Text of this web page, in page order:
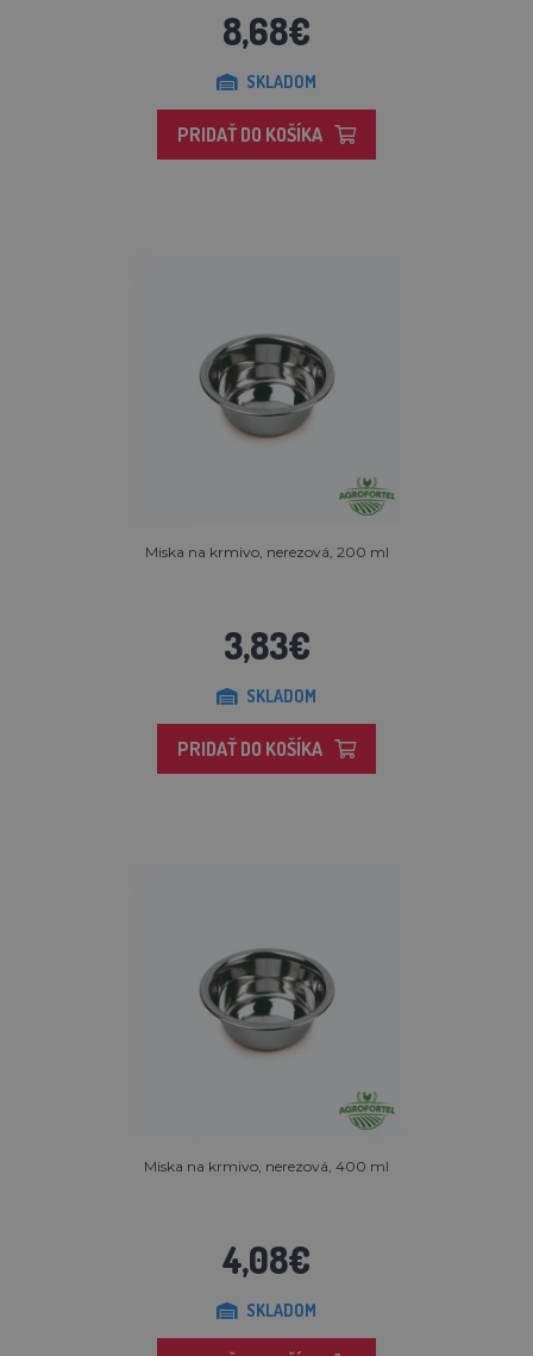
8,68€
SKLADOM
PRIDAŤ DO KOŠÍKA
Miska na krmivo, nerezová, 200 ml
3,83€
SKLADOM
PRIDAŤ DO KOŠÍKA
Miska na krmivo, nerezová, 400 ml
4,08€
SKLADOM